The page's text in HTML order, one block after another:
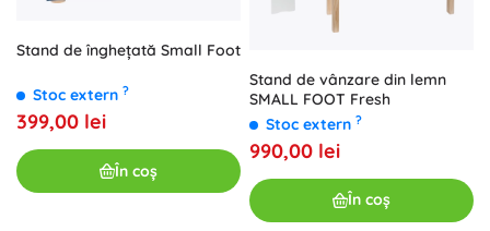
Stand de înghețată Small Foot
Stoc extern ?
399,00 lei
În coș
Stand de vânzare din lemn
SMALL FOOT Fresh
Stoc extern ?
990,00 lei
În coș